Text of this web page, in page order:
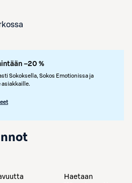
–20 %
Sokoksella, Sokos Emotionissa ja
asiakkaille.
Haetaan